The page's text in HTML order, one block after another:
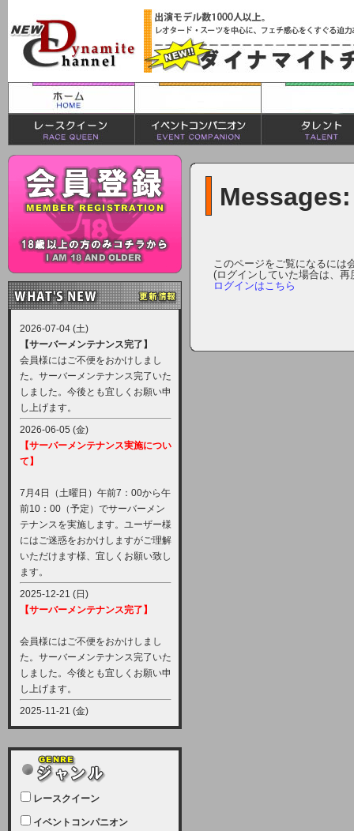
2026-07-04 (土)
【サーバーメンテナンス完了】
会員様にはご不便をおかけしまし
た。サーバーメンテナンス完了いた
しました。今後とも宜しくお願い申
し上げます。
2026-06-05 (金)
【サーバーメンテナンス実施につい
て】
7月4日（土曜日）午前7：00から午
前10：00（予定）でサーバーメン
テナンスを実施します。ユーザー様
にはご迷惑をおかけしますがご理解
いただけます様、宜しくお願い致し
ます。
2025-12-21 (日)
【サーバーメンテナンス完了】
会員様にはご不便をおかけしまし
た。サーバーメンテナンス完了いた
しました。今後とも宜しくお願い申
し上げます。
2025-11-21 (金)
【サーバーメンテナンス実施につい
12月21日（日曜日）午前9：00か
ら午前11：00（予定）でサーバー
メンテナンスを実施します。ユーザ
ー様にはご迷惑をおかけしますがご
レースクイーン
イベントコンパニオン
Messages:
このページをご覧になるには
(ログインしていた場合は、
ログインはこちら